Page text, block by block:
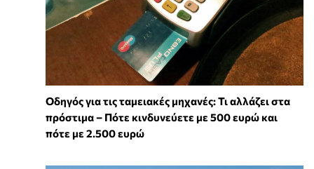
Οδηγός για τις ταμειακές μηχανές: Τι αλλάζει στα
πρόστιμα – Πότε κινδυνεύετε με 500 ευρώ και
πότε με 2.500 ευρώ